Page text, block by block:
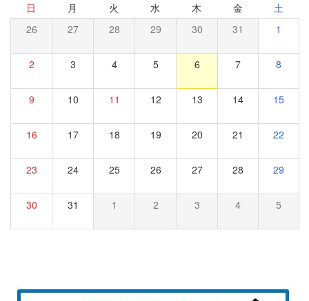
日 月 火 水 木 金 土
26 27 28 29 30 31 1
2 3 4 5 6 7 8
9 10 11 12 13 14 15
16 17 18 19 20 21 22
23 24 25 26 27 28 29
30 31 1 2 3 4 5